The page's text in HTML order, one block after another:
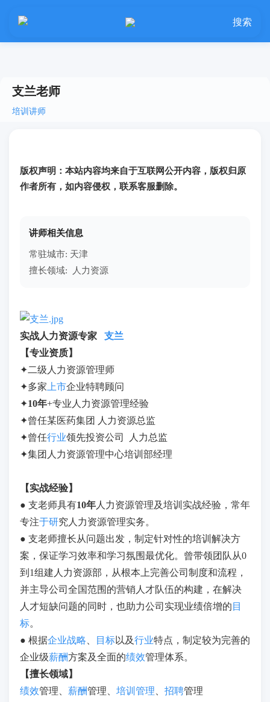
搜索
支兰老师
培训讲师
版权声明：本站内容均来自于互联网公开内容，版权归原
作者所有，如内容侵权，联系客服删除。
讲师相关信息
常驻城市: 天津
擅长领域: 人力资源
实战人力资源专家 支兰
【专业资质】
✦二级人力资源管理师
✦多家 上市企业特聘顾问
✦10年+专业人力资源管理经验
✦曾任某医药集团 人力资源总监
✦曾任行业领先投资公司 人力总监
✦集团人力资源管理中心培训部经理
【实战经验】
● 支老师具有10年 人力资源管理及培训实战经验，常年
专注于研究人力资源管理实务。
● 支老师擅长从问题出发，制定针对性的培训解决方
案，保证学习效率和学习氛围最优化。曾带领团队从0
到1组建人力资源部，从根本上完善公司制度和流程，
并主导公司全国范围的营销人才队伍的构建，在解决
人才短缺问题的同时，也助力公司实现业绩倍增的 目
标。
● 根据企业战略 目标以及行业特点，制定较为完善的
企业级薪酬方案及全面的绩效管理体系。
【擅长领域】
绩效管理、 薪酬管理、 培训管理 招聘管理